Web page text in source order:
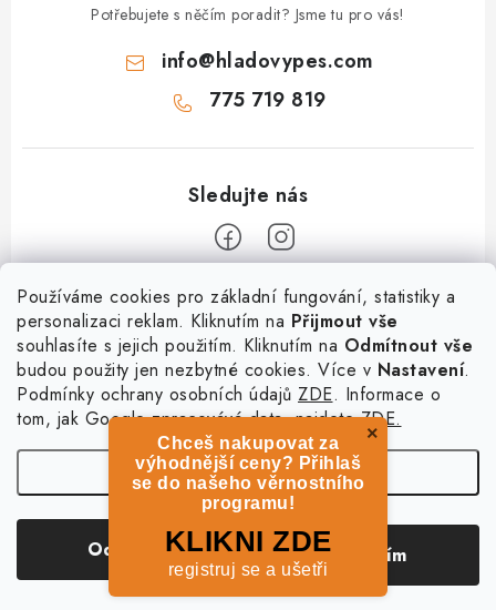
Používáme cookies pro základní fungování, statistiky a
personalizaci reklam. Kliknutím na Přijmout vše
souhlasíte s jejich použitím. Kliknutím na Odmítnout vše
budou použity jen nezbytné cookies. Více v Nastavení.
Podmínky ochrany osobních údajů ZDE. Informace o
tom, jak Google zpracovává data, najdeteZDE.
Nastavení
Odmítnout Souhlasím
Potřebujete s něčím poradit? Jsme tu pro vás!
info@hladovypes.com
775 719 819
Informace
O nás
Kontakty
Výměna, vrácení a reklamace
Podmínky ochrany osobních údajů
Zásady použivání souboru cookies
Služby
PetExpert - pojištění psů
Pujčení paddleboardu a psí plovací vesty
Osobní odběr zboží - PRODEJNA
Vytvořil Shoptet
hladovypes.com. Všechna práva vyhrazena. Upravit nastavení
cookies
×
Chceš nakupovat za
výhodnější ceny? Přihlaš
se do našeho věrnostního
programu!
KLIKNI ZDE
registruj se a ušetři